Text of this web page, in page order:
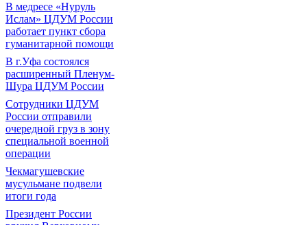
В медресе «Нуруль
Ислам» ЦДУМ России
работает пункт сбора
гуманитарной помощи
В г.Уфа состоялся
расширенный Пленум-
Шура ЦДУМ России
Сотрудники ЦДУМ
России отправили
очередной груз в зону
специальной военной
операции
Чекмагушевские
мусульмане подвели
итоги года
Президент России